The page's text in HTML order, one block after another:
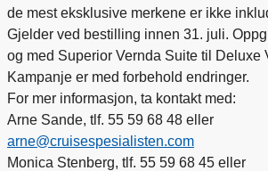
de mest eksklusive merkene er ikke
Gjelder ved bestilling innen 31. juli.
og med Superior Vernda Suite til Deluxe
Kampanje er med forbehold endringer.
For mer informasjon, ta kontakt med:
Arne Sande, tlf. 55 59 68 48 eller
arne@cruisespesialisten.com
Monica Stenberg, tlf. 55 59 68 45 eller